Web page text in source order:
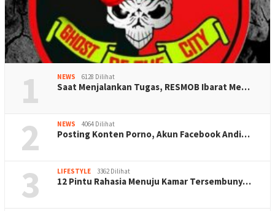
1 NEWS 6128 Dilihat
Saat Menjalankan Tugas, RESMOB Ibarat Me…
2 NEWS 4064 Dilihat
Posting Konten Porno, Akun Facebook Andi…
3 LIFESTYLE 3362 Dilihat
12 Pintu Rahasia Menuju Kamar Tersembuny…